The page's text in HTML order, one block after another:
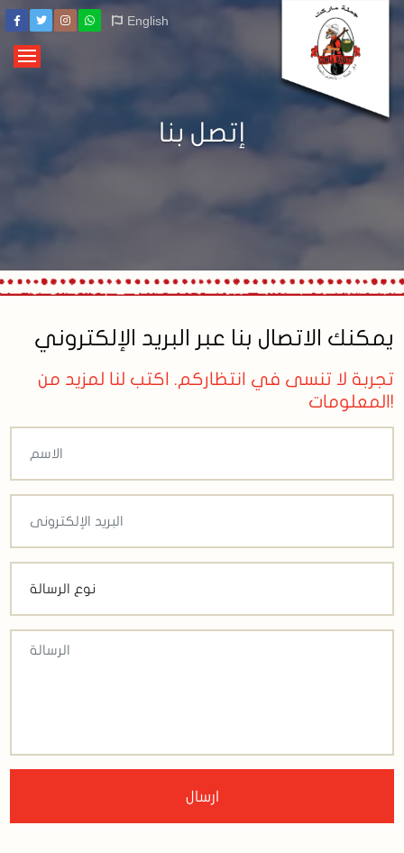
English
إتصل بنا
يمكنك الاتصال بنا عبر البريد الإلكتروني
تجربة لا تنسى في انتظاركم. اكتب لنا لمزيد من
المعلومات!
ارسال